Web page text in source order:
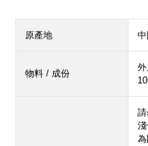
原產地 中
物料 / 成份
淺